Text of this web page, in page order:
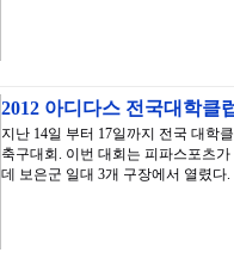
2012 아디다스 전국대학클
지난 14일 부터 17일까지 전국 대학
축구대회. 이번 대회는 피파스포츠
데 보은군 일대 3개 구장에서 열렸다.